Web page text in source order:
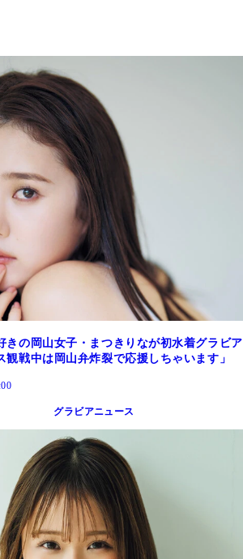
きの岡山女子・まつきりなが初水着グラビア
観戦中は岡山弁炸裂で応援しちゃいます」
グラビアニュース